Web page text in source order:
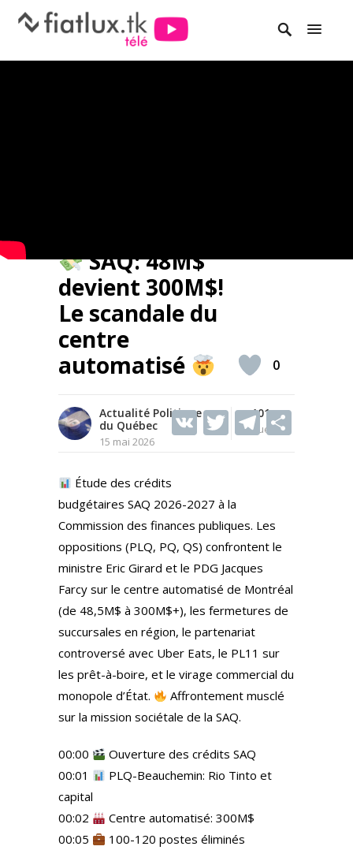
SAQ: 48M$
devient 300M$!
Le scandale du
centre
automatisé
Actualité Politique
du Québec
15 mai 2026
101
Vues
V T
er
T
a
m
0
Étude des crédits
budgétaires SAQ 2026-2027 à la
Commission des finances publiques. Les
oppositions (PLQ, PQ, QS) confrontent le
ministre Eric Girard et le PDG Jacques
Farcy sur le centre automatisé de Montréal
(de 48,5M$ à 300M$+), les fermetures de
succursales en région, le partenariat
controversé avec Uber Eats, le PL11 sur
les prêt-à-boire, et le virage commercial du
monopole d’État.
Affrontement musclé
sur la mission sociétale de la SAQ.
00:00
Ouverture des crédits SAQ
00:01
PLQ-Beauchemin: Rio Tinto et
capital
00:02
Centre automatisé: 300M$
00:05
100-120 postes éliminés